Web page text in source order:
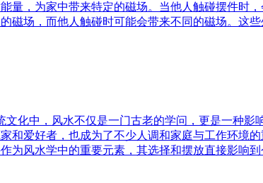
量，为家中带来特定的磁场。当他人触碰摆件时
磁场，而他人触碰时可能会带来不同的磁场。这
化中，风水不仅是一门古老的学问，更是一种
和爱好者，也成为了不少人调和家庭与工作环境
为风水学中的重要元素，其选择和摆放直接影响